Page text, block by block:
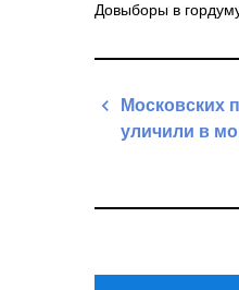
Довыборы в
Навигация
по
Московских
уличили в